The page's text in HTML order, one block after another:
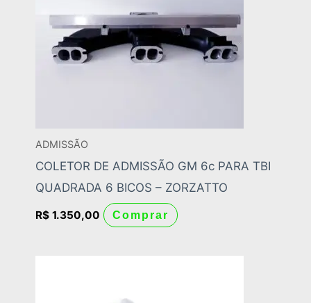
ADMISSÃO
COLETOR DE ADMISSÃO GM 6c PARA TBI
QUADRADA 6 BICOS – ZORZATTO
R$ 1.350,00 Comprar